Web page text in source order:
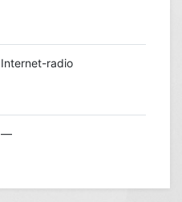
Internet-radio
—